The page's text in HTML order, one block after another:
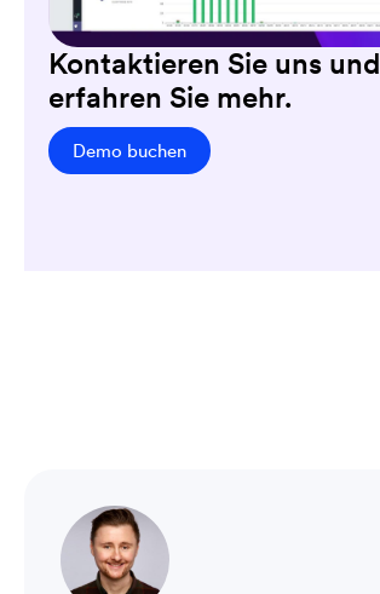
Kontaktieren Sie uns und
erfahren Sie mehr.
Demo buchen